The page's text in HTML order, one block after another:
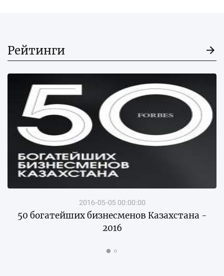
Рейтинги
2016-05-05 00:00:00
50 богатейших бизнесменов Казахстана -
2016